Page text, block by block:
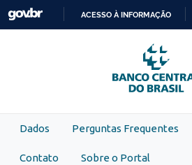
Skip to main content
PARA
O
ACESSO À INFORMAÇÃO
Dados Perguntas Frequentes
Contato Sobre o Portal